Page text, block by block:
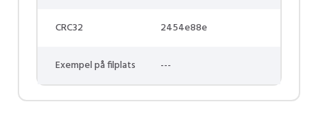
CRC32 2454e88e
Exempel på filplats ---